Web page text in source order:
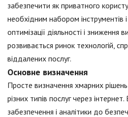
забезпечити як приватного
необхідним набором інструментів
оптимізації діяльності і зниження
розвивається ринок технологій,
віддалених послуг.
Основне визначення
Просте визначення хмарних
різних типів послуг через
забезпечення і аналітики до